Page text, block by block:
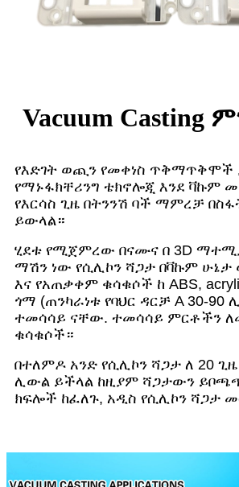
Vacuum Casting
የእድገት ወጪን የመቀነስ ጥቅማጥቅሞች
የማኑፋክቸሪንግ ቴክኖሎጂ እንደ ቫኩም
የእርሳስ ጊዜ በትንንሽ ባች ማምረቻ
ይውላል።
ሂደቱ የሚጀምረው በናሙና በ 3D
ማሽን ነው የሲሊኮን ሻጋታ በቫኩም
እና የአጠቃቀም ቁሳቁሶች ከ ABS,
ጎማ (ጠንካራነቱ የባህር ዳርቻ A 30-90
ተመሳሳይ ናቸው. ተመሳሳይ ምርቶችን
ቁሳቁሶች።
በተለምዶ አንድ የሲሊኮን ሻጋታ ለ 20
ሊውል ይችላል ከዚያም ሻጋታውን
ክፍሎች ከፈለጉ, አዲስ የሲሊኮን ሻጋታ